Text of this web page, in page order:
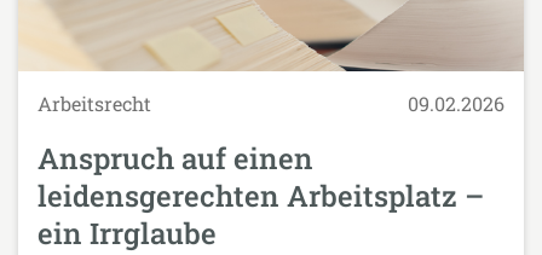
Arbeitsrecht 09.02.2026
Anspruch auf einen
leidensgerechten Arbeitsplatz –
ein Irrglaube